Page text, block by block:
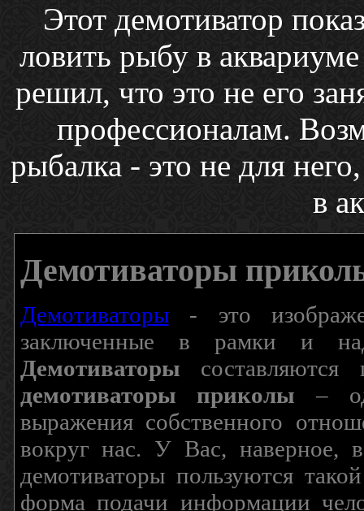
Этот демотиватор
ловить рыбу в
решил, что это не его
профессионалам.
рыбалка - это не для
в
Демотиваторы
Демотиваторы- это
заключенные в рамки и
Демотиваторы составляются
демотиваторы приколы –
выражения собственного
вокруг нас. У Вас, наверное,
демотиваторы пользуются
форма подачи информации